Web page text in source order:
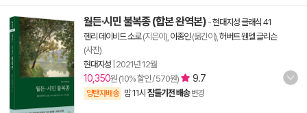
월든·시민 불복종 (합본 완역본) -현대지성 클래식 41
헨리 데이비드 소로(지은이), 이종인 (옮긴이), 허버트 웬델 글리슨
(사진)
현대지성 2021년 12월
10,350원 (10% 할인 / 570원) 9.7
양탄자배송 밤 11시 잠들기전 배송 변경